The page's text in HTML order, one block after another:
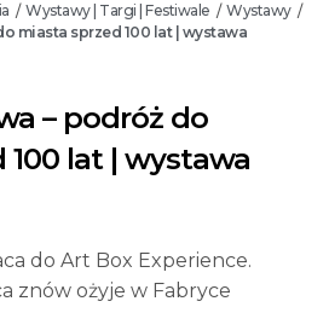
/ Wystawy | Targi | Festiwale / Wystawy /
miasta sprzed 100 lat | wystawa
– podróż do
lat | wystawa
do Art Box Experience.
znów ożyje w Fabryce